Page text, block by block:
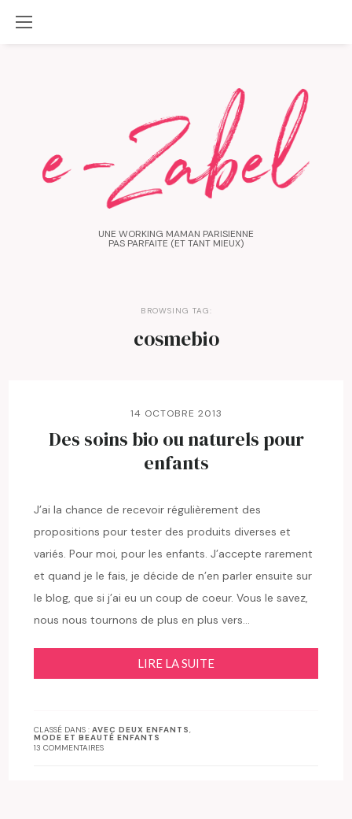
UNE WORKING MAMAN PARISIENNE
PAS PARFAITE (ET TANT MIEUX)
BROWSING TAG:
cosmebio
14 OCTOBRE 2013
Des soins bio ou naturels pour
enfants
J’ai la chance de recevoir régulièrement des
propositions pour tester des produits diverses et
variés. Pour moi, pour les enfants. J’accepte rarement
et quand je le fais, je décide de n’en parler ensuite sur
le blog, que si j’ai eu un coup de coeur. Vous le savez,
nous nous tournons de plus en plus vers…
LIRE LA SUITE
CLASSÉ DANS :AVEC DEUX ENFANTS,
MODE ET BEAUTÉ ENFANTS
13 COMMENTAIRES